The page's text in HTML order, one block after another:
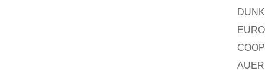
AUER